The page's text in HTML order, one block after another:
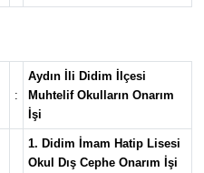
:
Aydın İli Didim İlçesi
Muhtelif Okulların Onarım
İşi
1. Didim İmam Hatip Lisesi
Okul Dış Cephe Onarım İşi